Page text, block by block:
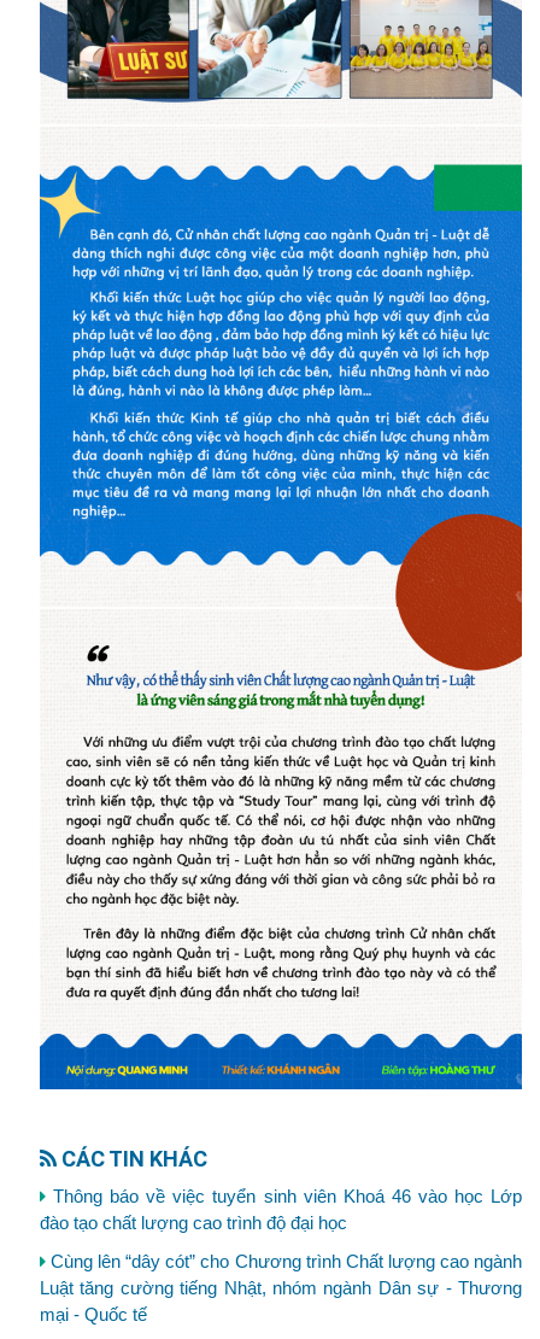
CÁC TIN KHÁC
Thông báo về việc tuyển sinh viên Khoá 46 vào học Lớp
đào tạo chất lượng cao trình độ đại học
Cùng lên “dây cót” cho Chương trình Chất lượng cao ngành
Luật tăng cường tiếng Nhật, nhóm ngành Dân sự - Thương
mại - Quốc tế